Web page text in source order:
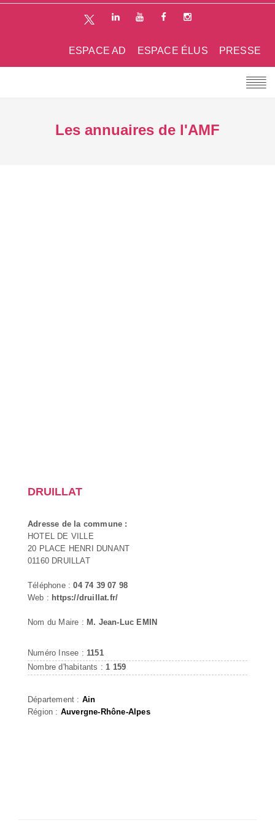
PRESSE
ESPACE ÉLUS
ESPACE AD
Les annuaires de l'AMF
DRUILLAT
Adresse de la commune :
HOTEL DE VILLE
20 PLACE HENRI DUNANT
01160 DRUILLAT
Téléphone :04 74 39 07 98
Web : https://druillat.fr/
Nom du Maire : M. Jean-Luc EMIN
Numéro Insee : 1151
Nombre d'habitants : 1 159
Département : Ain
Région : Auvergne-Rhône-Alpes